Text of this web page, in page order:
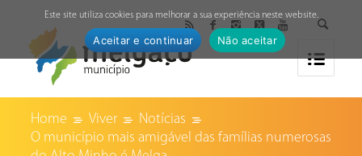
Home Viver
Notícias
O município mais amigável das famílias numerosas
Este site utiliza cookies para melhorar a sua experiência neste website.
Aceitar e continuar Não aceitar